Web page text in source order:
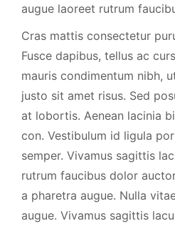
augue laoreet rutrum
Cras mattis consectetur
Fusce dapibus, tellus ac
mauris condimentum nibh,
justo sit amet risus. Sed
at lobortis. Aenean lacinia
con. Vestibulum id ligula
semper. Vivamus sagittis
rutrum faucibus dolor
a pharetra augue. Nulla
augue. Vivamus sagittis